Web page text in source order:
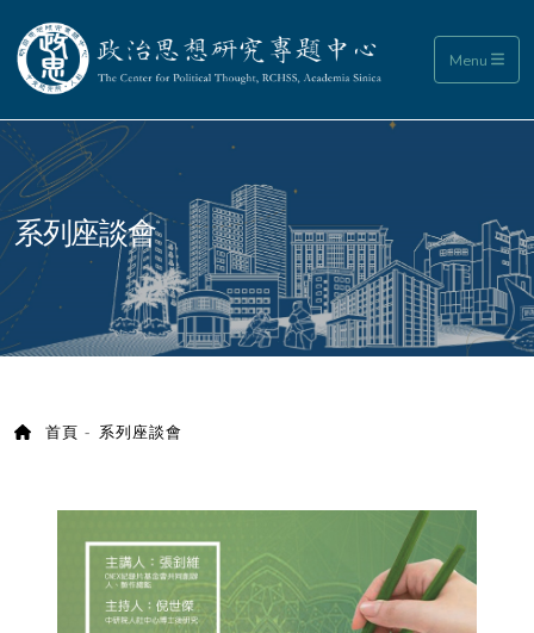
政治思想研究專題中心 Menu
:::
系列座談會
首頁 系列座談會